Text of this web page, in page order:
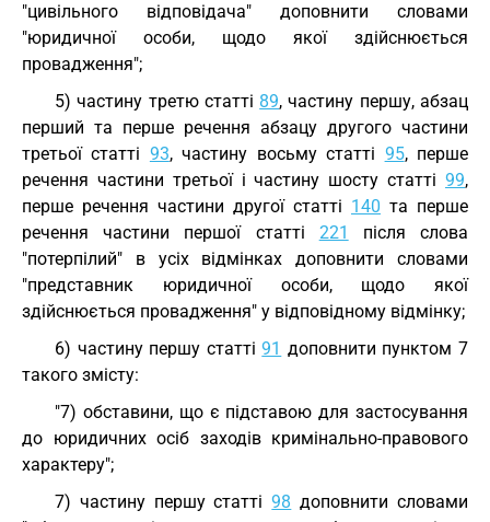
"цивільного відповідача" доповнити словами
"юридичної особи, щодо якої здійснюється
провадження";
5) частину третю статті 89, частину першу, абзац
перший та перше речення абзацу другого частини
третьої статті 93, частину восьму статті 95, перше
речення частини третьої і частину шосту статті 99,
перше речення частини другої статті 140 та перше
речення частини першої статті 221
після слова
"потерпілий" в усіх відмінках доповнити словами
"представник юридичної особи, щодо якої
здійснюється провадження" у відповідному відмінку;
6) частину першу статті91 доповнити пунктом 7
такого змісту:
"7) обставини, що є підставою для застосування
до юридичних осіб заходів кримінально-правового
характеру";
7) частину першу статті98 доповнити словами